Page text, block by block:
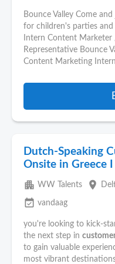
Bounce Valley Come
for children's parties
Intern Content Marketer
Representative Bounce
Content Marketing
Dutch-Speaking
Onsite in Greece
apartment WW Talents place
event_available vandaag
you're looking to kick-
the next step in
to gain valuable
most vibrant